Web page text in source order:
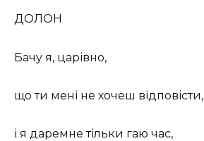
ДОЛОН
Бачу я, царівно,
що ти мені не хочеш відповісти,
і я даремне тільки гаю час,